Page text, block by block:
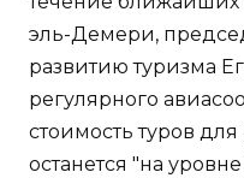
эль-Демери,
развитию туризма
регулярного
стоимость туров
останется "на